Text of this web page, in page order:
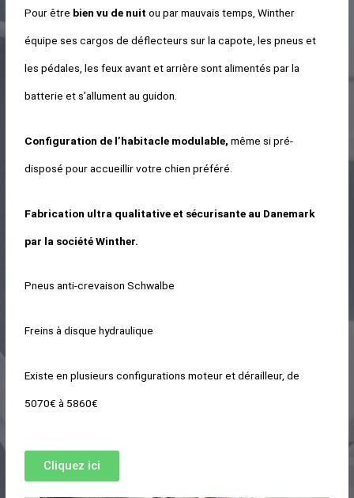
Pour être bien vu de nuit ou par mauvais temps, Winther
équipe ses cargos de déflecteurs sur la capote, les pneus et
les pédales, les feux avant et arrière sont alimentés par la
batterie et s’allument au guidon.
Configuration de l’habitacle modulable,même si pré-
disposé pour accueillir votre chien préféré.
Fabrication ultra qualitative et sécurisante au Danemark
par la société Winther.
Pneus anti-crevaison Schwalbe
Freins à disque hydraulique
Existe en plusieurs configurations moteur et dérailleur, de
5070€ à 5860€
Cliquez ici